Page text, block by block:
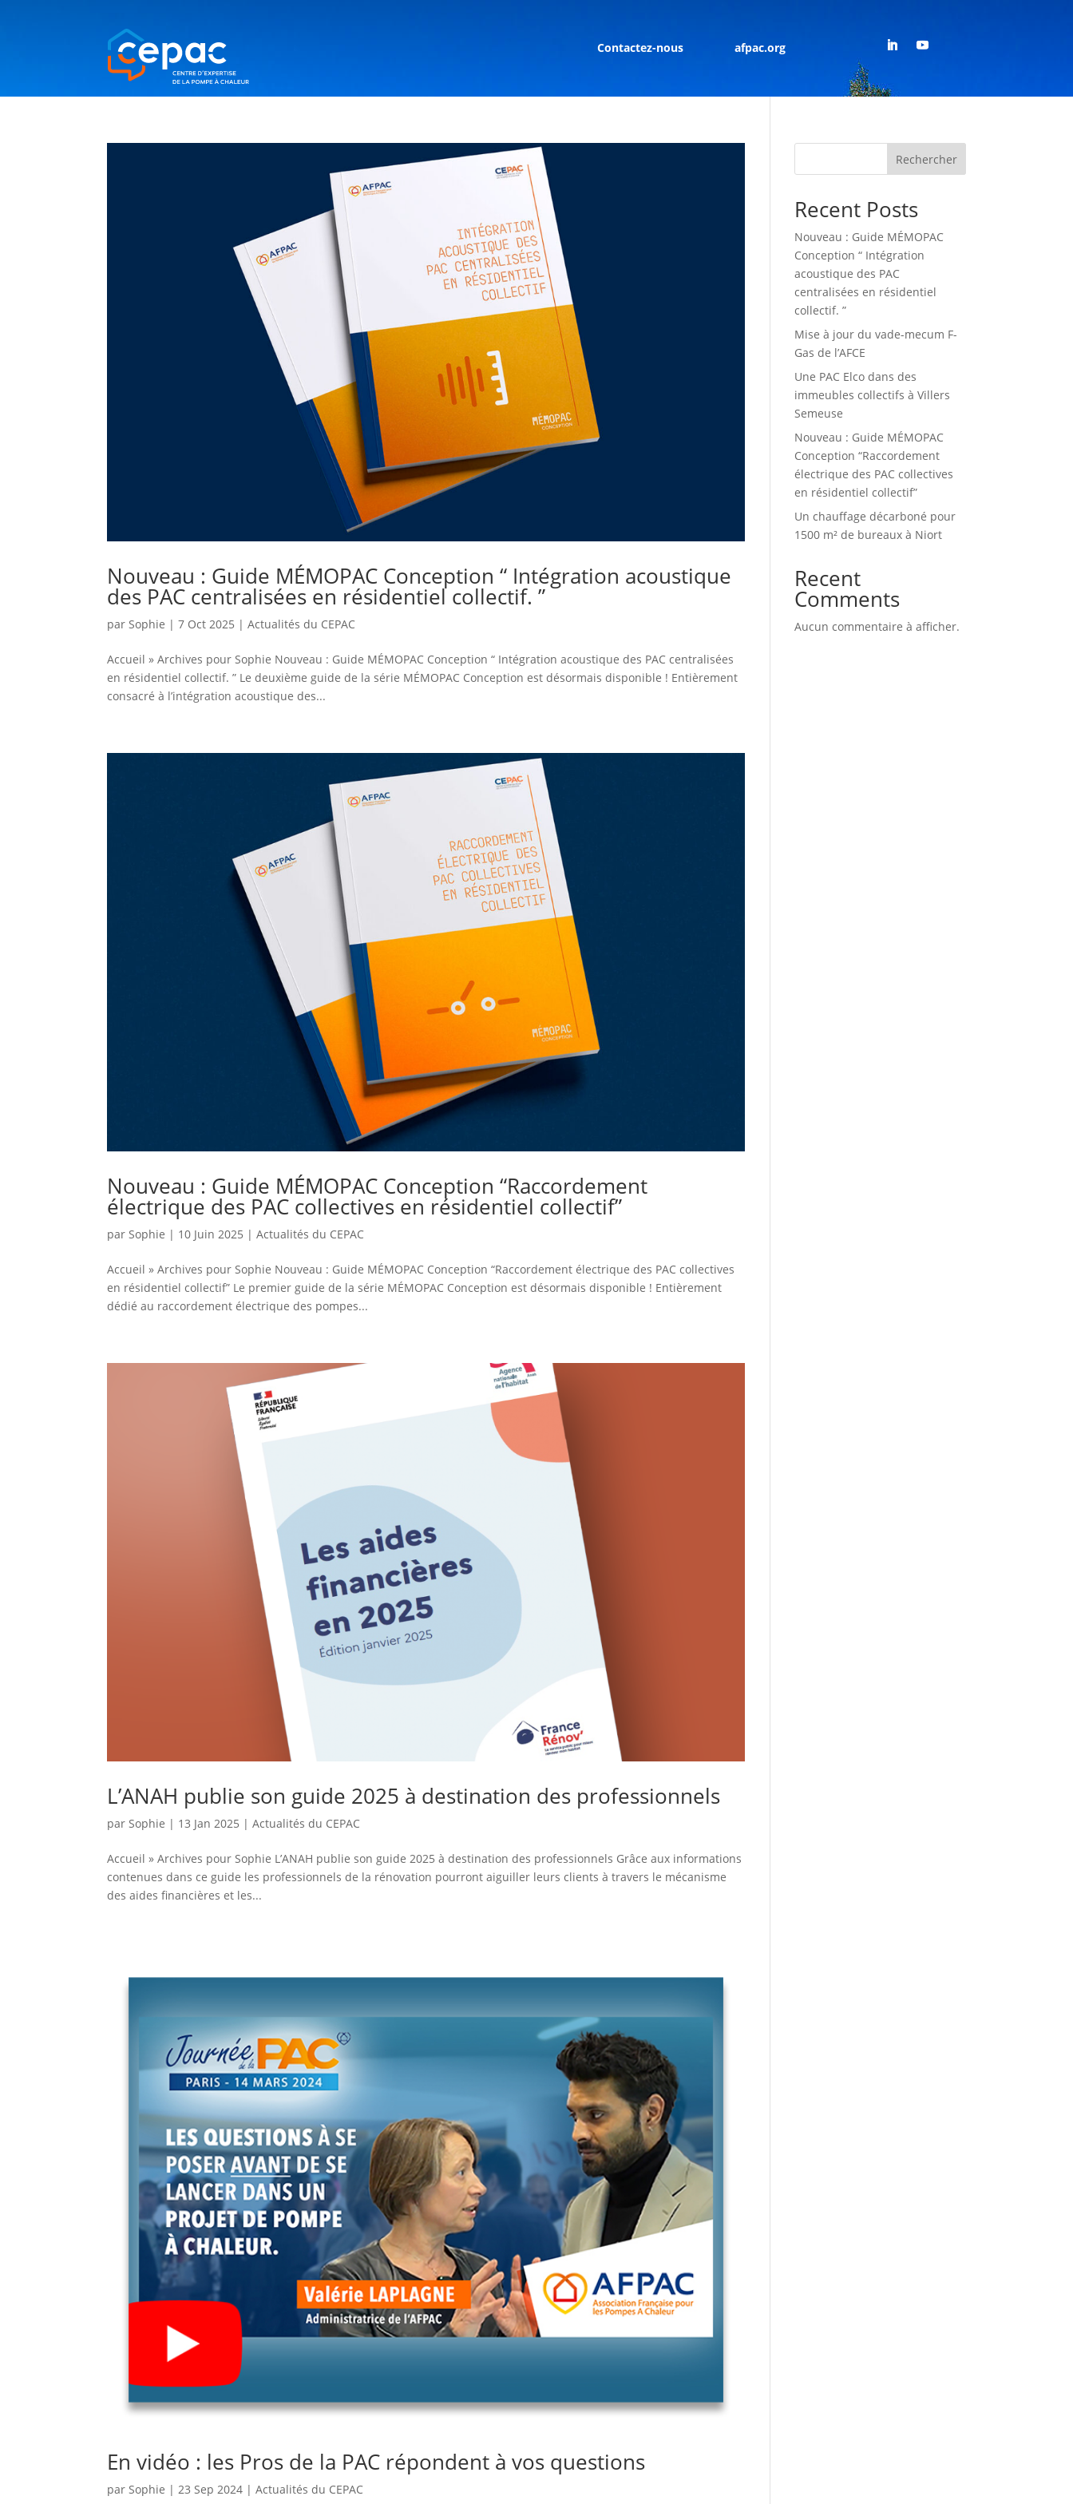
Contactez-nous afpac.org
Nouveau : Guide MÉMOPAC Conception “ Intégration acoustique
des PAC centralisées en résidentiel collectif. ”
parSophie |7 Oct 2025 |Actualités du CEPAC
Accueil » Archives pour Sophie Nouveau : Guide MÉMOPAC Conception “ Intégration acoustique des PAC centralisées
en résidentiel collectif. ” Le deuxième guide de la série MÉMOPAC Conception est désormais disponible ! Entièrement
consacré à l’intégration acoustique des...
Nouveau : Guide MÉMOPAC Conception “Raccordement
électrique des PAC collectives en résidentiel collectif”
parSophie | 10 Juin 2025 |Actualités du CEPAC
Accueil » Archives pour Sophie Nouveau : Guide MÉMOPAC Conception “Raccordement électrique des PAC collectives
en résidentiel collectif” Le premier guide de la série MÉMOPAC Conception est désormais disponible ! Entièrement
dédié au raccordement électrique des pompes...
L’ANAH publie son guide 2025 à destination des professionnels
parSophie | 13 Jan 2025 |Actualités du CEPAC
Accueil » Archives pour Sophie L’ANAH publie son guide 2025 à destination des professionnels Grâce aux informations
contenues dans ce guide les professionnels de la rénovation pourront aiguiller leurs clients à travers le mécanisme
des aides financières et les...
En vidéo : les Pros de la PAC répondent à vos questions
parSophie |23 Sep 2024 |Actualités du CEPAC
Rechercher
Recent Posts
Nouveau : Guide MÉMOPAC
Conception “ Intégration
acoustique des PAC
centralisées en résidentiel
collectif. ”
Mise à jour du vade-mecum F-
Gas de l’AFCE
Une PAC Elco dans des
immeubles collectifs à Villers
Semeuse
Nouveau : Guide MÉMOPAC
Conception “Raccordement
électrique des PAC collectives
en résidentiel collectif”
Un chauffage décarboné pour
1500 m² de bureaux à Niort
Recent
Comments
Aucun commentaire à afficher.